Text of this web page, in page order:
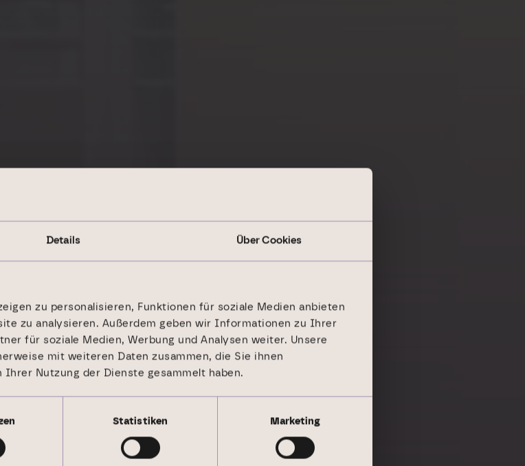
Details Über Cookies
zu personalisieren, Funktionen für soziale Medien anbieten
zu analysieren. Außerdem geben wir Informationen zu Ihrer
für soziale Medien, Werbung und Analysen weiter. Unsere
mit weiteren Daten zusammen, die Sie ihnen
Nutzung der Dienste gesammelt haben.
Statistiken Marketing